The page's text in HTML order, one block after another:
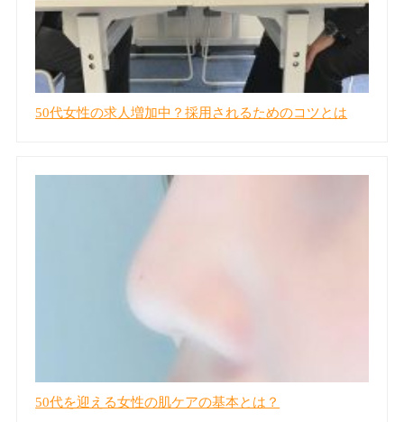
50代女性の求人増加中？採用されるためのコツとは
50代を迎える女性の肌ケアの基本とは？